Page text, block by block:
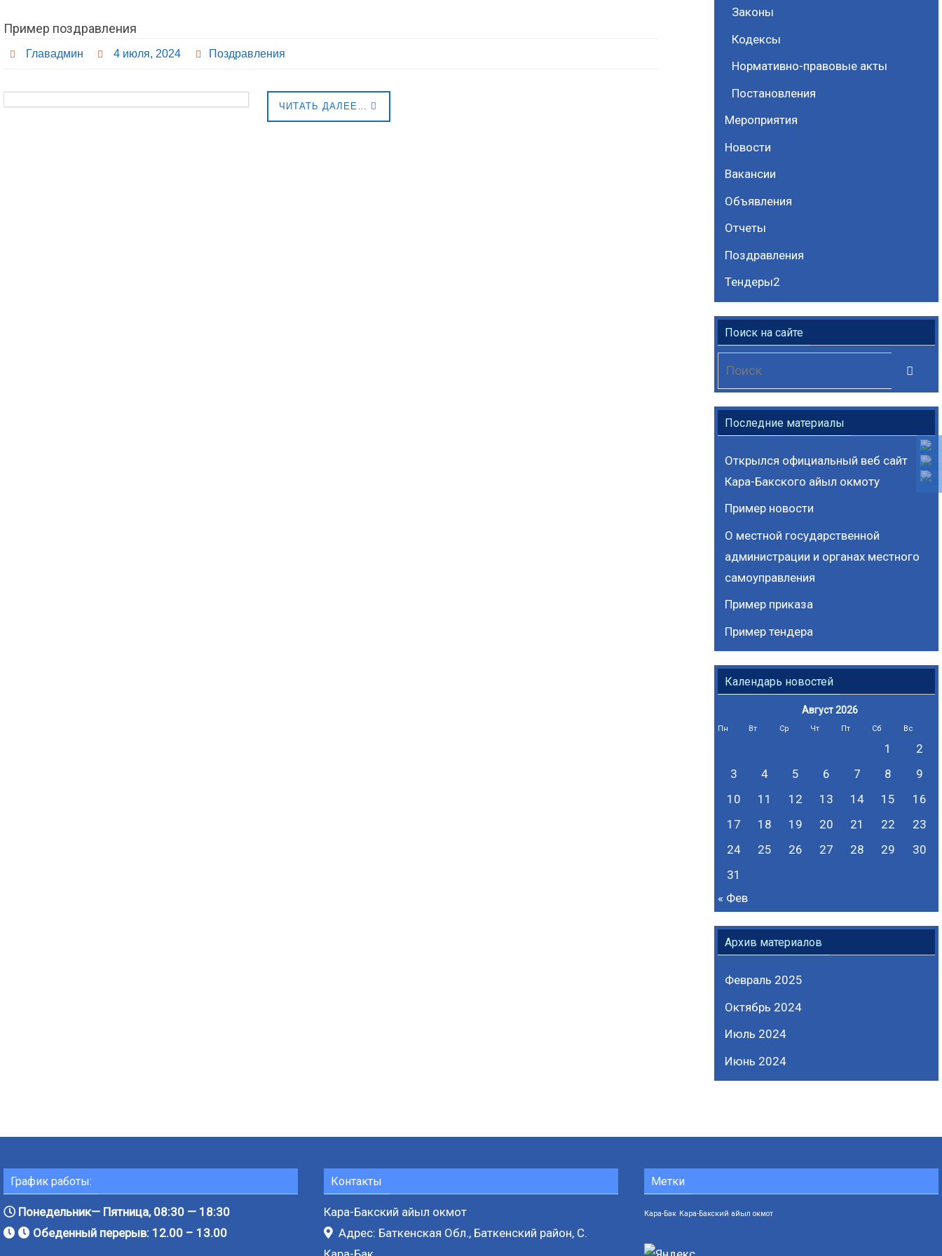
Пример поздравления
Главадмин 4 июля, 2024 Поздравления
ЧИТАТЬ ДАЛЕЕ…
Законы
Кодексы
Нормативно-правовые акты
Постановления
Мероприятия
Новости
Вакансии
Объявления
Отчеты
Поздравления
Тендеры2
Поиск на сайте
Поиск
Последние материалы
Открылся официальный веб сайт
Кара-Бакского айыл окмоту
Пример новости
О местной государственной
администрации и органах местного
самоуправления
Пример приказа
Пример тендера
Календарь новостей
Август 2026
Пн Вт Ср Чт Пт Сб Вс
1
2
3
4 5 6 7 8
9
10
11 12 13 14 15
16
17
18 19 20 21 22
23
24
25 26 27 28 29
30
31
« Фев
Архив материалов
Февраль 2025
Октябрь 2024
Июль 2024
Июнь 2024
График работы:
Понедельник— Пятница, 08:30 — 18:30
Обеденный перерыв: 12.00 – 13.00
Контакты
Кара-Бакский айыл окмот
Адрес: Баткенская Обл., Баткенский район, С.
Метки
Кара-Бак Кара-Бакский айыл окмот